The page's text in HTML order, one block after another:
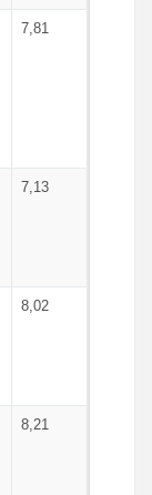
7,81
7,13
8,02
8,21